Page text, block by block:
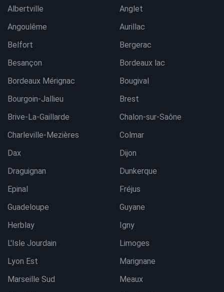
Albertville
Anglet
Angoulême
Aurillac
Belfort
Bergerac
Besançon
Bordeaux lac
Bordeaux Mérignac
Bougival
Bourgoin-Jallieu
Brest
Brive-La-Gaillarde
Chalon-sur-Saône
Charleville-Mezières
Colmar
Dax
Dijon
Draguignan
Dunkerque
Epinal
Fréjus
Guadeloupe
Guyane
Herblay
Igny
L'Isle Jourdain
Limoges
Lyon Est
Marignane
Marseille Sud
Meaux